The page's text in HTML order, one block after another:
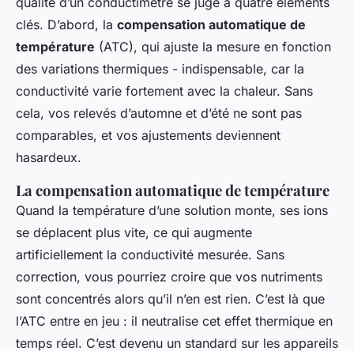
clés. D’abord, la compensation automatique de
température (ATC), qui ajuste la mesure en fonction
des variations thermiques - indispensable, car la
conductivité varie fortement avec la chaleur. Sans
cela, vos relevés d’automne et d’été ne sont pas
comparables, et vos ajustements deviennent
hasardeux.
La compensation automatique de température
Quand la température d’une solution monte, ses ions
se déplacent plus vite, ce qui augmente
artificiellement la conductivité mesurée. Sans
correction, vous pourriez croire que vos nutriments
sont concentrés alors qu’il n’en est rien. C’est là que
l’ATC entre en jeu : il neutralise cet effet thermique en
temps réel. C’est devenu un standard sur les appareils